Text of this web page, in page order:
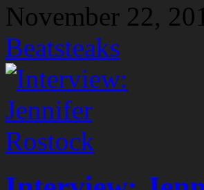
November 22,
Beatsteaks